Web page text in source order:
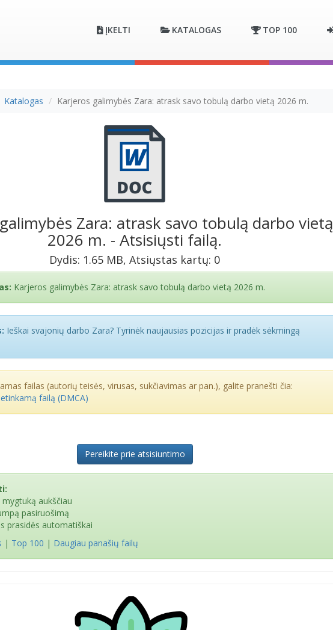
ĮKELTI KATALOGAS TOP 100
Katalogas Karjeros galimybės Zara: atrask savo tobulą darbo vietą 2026 m.
Zara: atrask savo tobulą darbo vietą
2026 m. - Atsisiųsti failą.
Dydis: 1.65 MB, Atsiųstas kartų: 0
Karjeros galimybės Zara: atrask savo tobulą darbo vietą 2026 m.
Ieškai svajonių darbo Zara? Tyrinėk naujausias pozicijas ir pradėk sėkmingą
failas (autorių teisės, virusas, sukčiavimas ar pan.), galite pranešti čia:
failą (DMCA)
Pereikite prie atsisiuntimo
aukščiau
pasiruošimą
prasidės automatiškai
| Top 100 | Daugiau panašių failų